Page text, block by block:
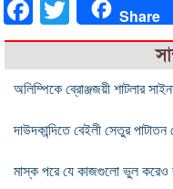
FacebookTwitter Share
অলিম্পিকে ব্রোঞ্জজয়ী শাটলার
দাউদকান্দিতে বেইলী সেতুর
মাস্ক পরে যে কাজগুলো ভুল করেও